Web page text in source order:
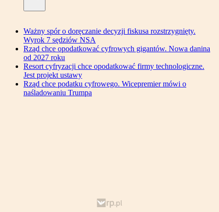
Ważny spór o doręczanie decyzji fiskusa rozstrzygnięty.
Wyrok 7 sędziów NSA
Rząd chce opodatkować cyfrowych gigantów. Nowa danina
od 2027 roku
Resort cyfryzacji chce opodatkować firmy technologiczne.
Jest projekt ustawy
Rząd chce podatku cyfrowego. Wicepremier mówi o
naśladowaniu Trumpa